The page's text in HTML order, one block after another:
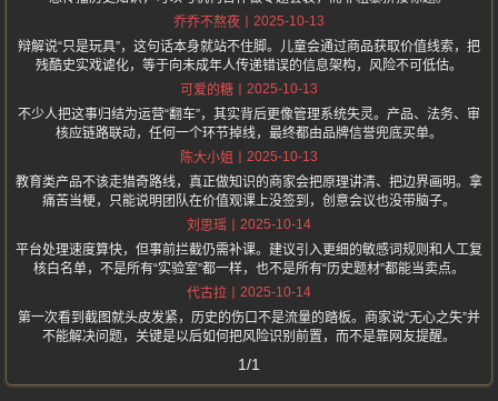
乔乔不熬夜
2025-10-13
辩解说“只是玩具”，这句话本身就站不住脚。儿童会通过商品获取价值线索，把
残酷史实戏谑化，等于向未成年人传递错误的信息架构，风险不可低估。
可爱的糖
2025-10-13
不少人把这事归结为运营“翻车”，其实背后更像管理系统失灵。产品、法务、审
核应链路联动，任何一个环节掉线，最终都由品牌信誉兜底买单。
陈大小姐
2025-10-13
教育类产品不该走猎奇路线，真正做知识的商家会把原理讲清、把边界画明。拿
痛苦当梗，只能说明团队在价值观课上没签到，创意会议也没带脑子。
刘思瑶
2025-10-14
平台处理速度算快，但事前拦截仍需补课。建议引入更细的敏感词规则和人工复
核白名单，不是所有“实验室”都一样，也不是所有“历史题材”都能当卖点。
代古拉
2025-10-14
第一次看到截图就头皮发紧，历史的伤口不是流量的踏板。商家说“无心之失”并
不能解决问题，关键是以后如何把风险识别前置，而不是靠网友提醒。
1/1